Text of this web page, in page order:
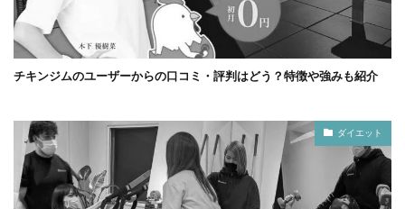
チキンジムのユーザーからの口コミ・評判はどう？特徴や強みも紹介
ダイエット